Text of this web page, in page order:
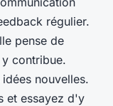
régulier.
pense de
contribue.
nouvelles.
et essayez d'y